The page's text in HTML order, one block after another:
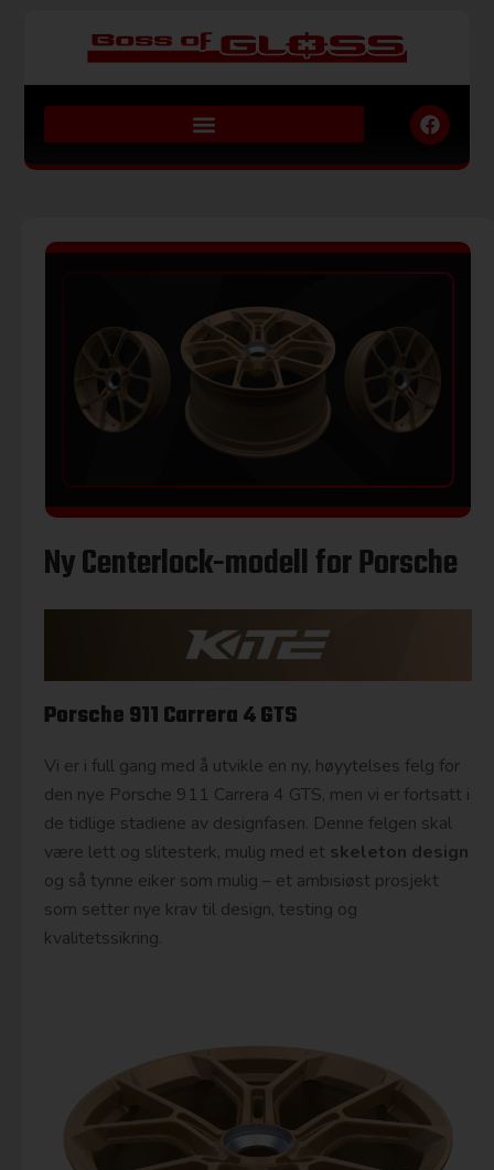
Ny Centerlock-modell for Porsche
Porsche 911 Carrera 4 GTS
Vi er i full gang med å utvikle en ny, høyytelses felg for
den nye Porsche 911 Carrera 4 GTS, men vi er fortsatt i
de tidlige stadiene av designfasen. Denne felgen skal
være lett og slitesterk, mulig med et skeleton design
og så tynne eiker som mulig – et ambisiøst prosjekt
som setter nye krav til design, testing og
kvalitetssikring.